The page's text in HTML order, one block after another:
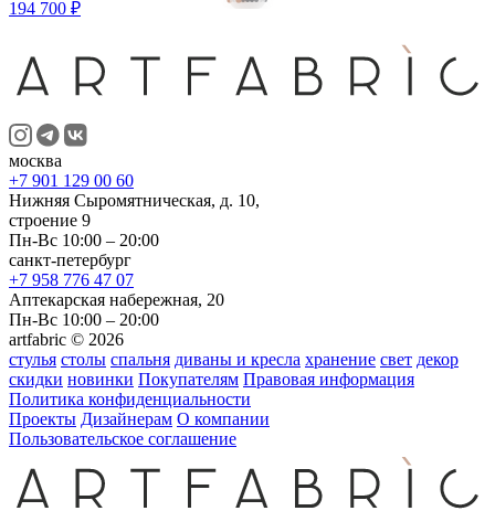
194 700 ₽
москва
+7 901 129 00 60
Нижняя Сыромятническая, д. 10,
строение 9
Пн-Вс 10:00 – 20:00
санкт-петербург
+7 958 776 47 07
Аптекарская набережная, 20
Пн-Вс 10:00 – 20:00
artfabric © 2026
стулья столы спальня диваны и кресла хранение свет декор
скидки новинки Покупателям Правовая информация
Политика конфиденциальности
Проекты Дизайнерам О компании
Пользовательское соглашение